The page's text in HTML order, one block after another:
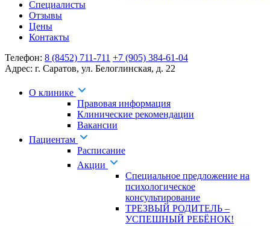
Специалисты
Отзывы
Цены
Контакты
Телефон: 8 (8452) 711-711 +7 (905) 384-61-04
Адрес: г. Саратов, ул. Белоглинская, д. 22
О клинике
Правовая информация
Клинические рекомендации
Вакансии
Пациентам
Расписание
Акции
Специальное предложение на
психологическое
консультирование
ТРЕЗВЫЙ РОДИТЕЛЬ –
УСПЕШНЫЙ РЕБЁНОК!